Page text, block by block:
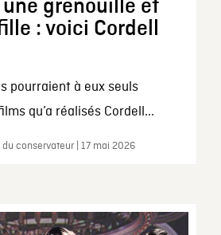
grenouille et
: voici Cordell
pourraient à eux seuls
qu’a réalisés Cordell...
conservateur | 17 mai 2026